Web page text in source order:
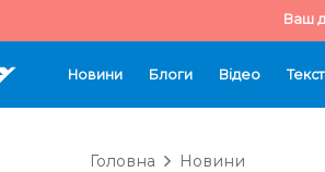
Ваш
Новини Блоги Відео
Головна Новини